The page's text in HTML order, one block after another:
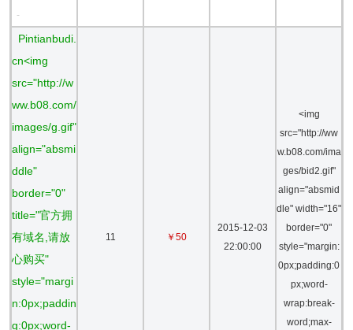
-
Pintianbudi.
cn<img
src="http://w
ww.b08.com/
images/g.gif"
align="absmi
ddle"
border="0"
title="官方拥
有域名,请放
心购买"
style="margi
n:0px;paddin
g:0px;word-
11 ￥50
2015-12-03
22:00:00
<img
src="http://ww
w.b08.com/ima
ges/bid2.gif"
align="absmid
dle" width="16"
border="0"
style="margin:
0px;padding:0
px;word-
wrap:break-
word;max-